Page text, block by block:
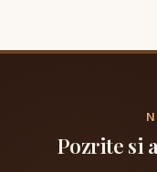
Pozrite si